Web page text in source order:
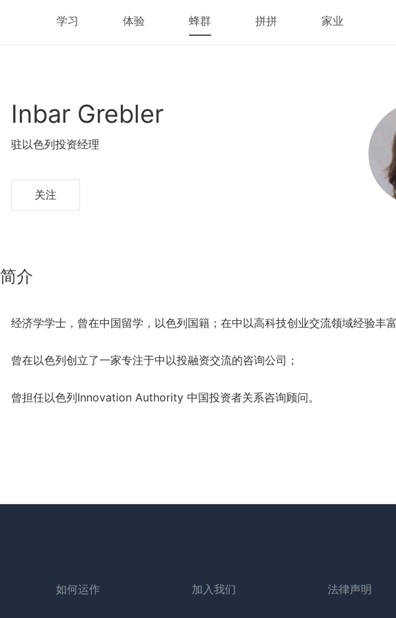
学习 体验 蜂群 拼拼 家业
Inbar Grebler
驻以色列投资经理
关注
简介
经济学学士，曾在中国留学，以色列国籍；在中以高科技创业交流领域经验丰
曾在以色列创立了一家专注于中以投融资交流的咨询公司；
曾担任以色列Innovation Authority 中国投资者关系咨询顾问。
如何运作 加入我们 法律声明